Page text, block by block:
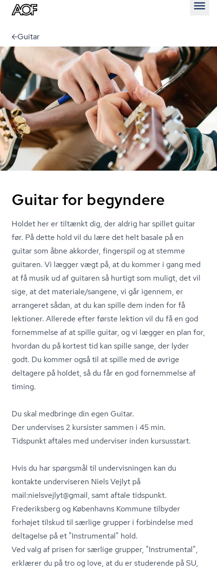
Guitar
Guitar for begyndere
Holdet her er tiltænkt dig, der aldrig har spillet guitar
før. På dette hold vil du lære det helt basale på en
guitar som åbne akkorder, fingerspil og at stemme
guitaren. Vi lægger vægt på, at du kommer i gang med
at få musik ud af guitaren så hurtigt som muligt, det vil
sige, at det materiale/sangene, vi går igennem, er
arrangeret sådan, at du kan spille dem inden for få
lektioner. Allerede efter første lektion vil du få en god
fornemmelse af at spille guitar, og vi lægger en plan for,
hvordan du på kortest tid kan spille sange, der lyder
godt. Du kommer også til at spille med de øvrige
deltagere på holdet, så du får en god fornemmelse af
timing.
Du skal medbringe din egen Guitar.
Der undervises 2 kursister sammen i 45 min.
Tidspunkt aftales med underviser inden kursusstart.
Hvis du har spørgsmål til undervisningen kan du
kontakte underviseren Niels Vejlyt på
mail:nielsvejlyt@gmail, samt aftale tidspunkt.
Frederiksberg og Københavns Kommune tilbyder
forhøjet tilskud til særlige grupper i forbindelse med
deltagelse på et "Instrumental" hold.
Ved valg af prisen for særlige grupper, "Instrumental",
erklærer du på tro og love, at du er studerende på SU,